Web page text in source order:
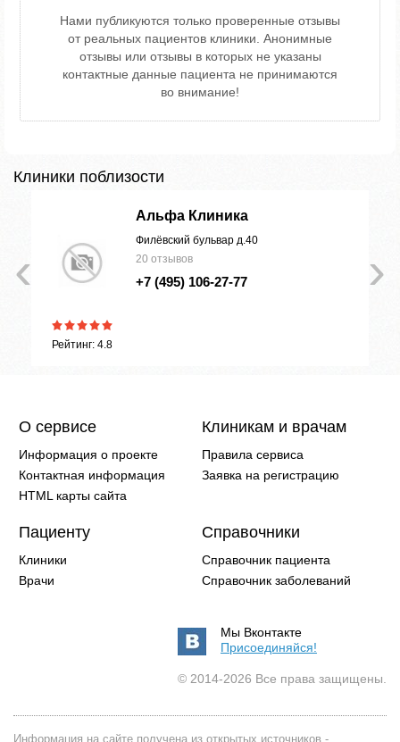
Нами публикуются только проверенные отзывы
от реальных пациентов клиники. Анонимные
отзывы или отзывы в которых не указаны
контактные данные пациента не принимаются
во внимание!
Клиники поблизости
›
‹
Рейтинг: 4.8
Альфа Клиника
Филёвский бульвар д.40
20 отзывов
+7 (495) 106-27-77
О сервисе
Информация о проекте
Контактная информация
HTML карты сайта
Клиникам и врачам
Правила сервиса
Заявка на регистрацию
Пациенту
Клиники
Врачи
Справочники
Справочник пациента
Справочник заболеваний
Мы Вконтакте
Присоединяйся!
© 2014-2026 Все права защищены.
Информация на сайте получена из открытых источников -